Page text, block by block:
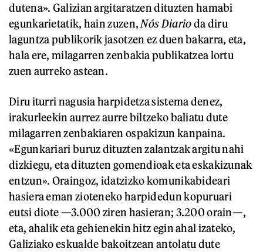
dutena». Galizian argitaratzen dituzten hamabi
egunkarietatik, hain zuzen, Nós Diarioda diru
laguntza publikorik jasotzen ez duen bakarra, eta,
hala ere, milagarren zenbakia publikatzea lortu
zuen aurreko astean.
Diru iturri nagusia harpidetza sistema denez,
irakurleekin aurrez aurre biltzeko baliatu dute
milagarren zenbakiaren ospakizun kanpaina.
«Egunkariari buruz dituzten zalantzak argitu nahi
dizkiegu, eta dituzten gomendioak eta eskakizunak
entzun». Oraingoz, idatzizko komunikabideari
hasiera eman zioteneko harpidedun kopuruari
eutsi diote —3.000 ziren hasieran; 3.200 orain—,
eta, ahalik eta gehienekin hitz egin ahal izateko,
Galiziako eskualde bakoitzean antolatu dute